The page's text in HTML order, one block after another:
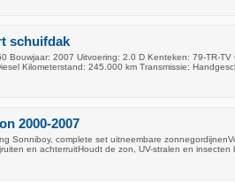
schuifdak
Bouwjaar: 2007 Uitvoering: 2.0 D Kenteken: 79-TR-TV
Kilometerstand: 245.000 km Transmissie:
2000-2007
Sonniboy, complete set uitneembare
en achterruitHoudt de zon, UV-stralen en insecten